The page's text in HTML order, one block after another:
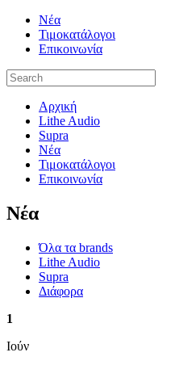
Νέα
Τιμοκατάλογοι
Επικοινωνία
Αρχική
Lithe Audio
Supra
Νέα
Τιμοκατάλογοι
Επικοινωνία
Nέα
Όλα τα brands
Lithe Audio
Supra
Διάφορα
1
Ιούν